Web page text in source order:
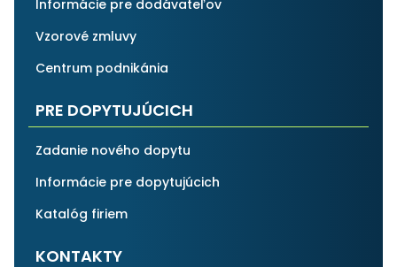
Informácie pre dodávateľov
Vzorové zmluvy
Centrum podnikánia
PRE DOPYTUJÚCICH
Zadanie nového dopytu
Informácie pre dopytujúcich
Katalóg firiem
KONTAKTY